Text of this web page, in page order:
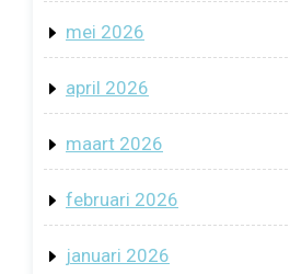
mei 2026
april 2026
maart 2026
februari 2026
januari 2026